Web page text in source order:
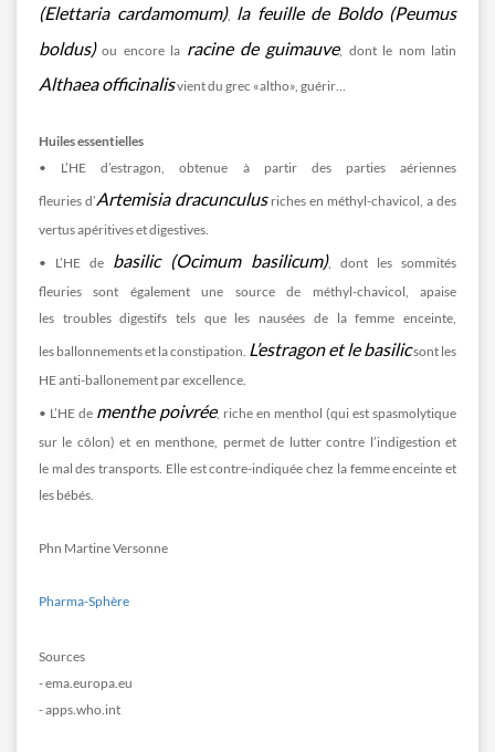
(Elettaria cardamomum), la feuille de Boldo (Peumus
boldus)ou encore la racine de guimauve, dont le nom latin
Althaea officinalisvient du grec «altho», guérir…
Huiles essentielles
• L’HE d’estragon, obtenue à partir des parties aériennes
fleuries d’Artemisia dracunculusriches en méthyl-chavicol, a des
vertus apéritives et digestives.
• L’HE de basilic (Ocimum basilicum), dont les sommités
fleuries sont également une source de méthyl-chavicol, apaise
les troubles digestifs tels que les nausées de la femme enceinte,
les ballonnements et la constipation. L’estragon et le basilicsont les
HE anti-ballonement par excellence.
• L’HE de menthe poivrée, riche en menthol (qui est spasmolytique
sur le côlon) et en menthone, permet de lutter contre l’indigestion et
le mal des transports. Elle est contre-indiquée chez la femme enceinte et
les bébés.
Phn Martine Versonne
Pharma-Sphère
Sources
- ema.europa.eu
- apps.who.int